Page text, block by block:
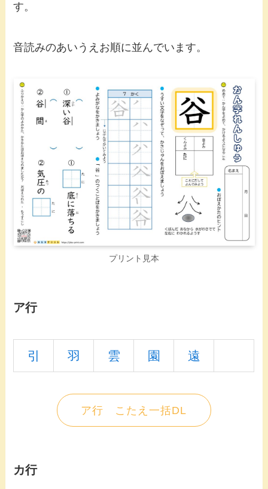
す。
音読みのあいうえお順に並んでいます。
プリント見本
ア行
引 羽 雲 園 遠
ア行 こたえ一括DL
カ行